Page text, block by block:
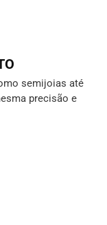
semijoias até
precisão e